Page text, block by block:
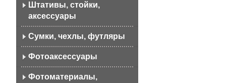
Штативы, стойки,
аксессуары
Сумки, чехлы, футляры
Фотоаксессуары
Фотоматериалы,